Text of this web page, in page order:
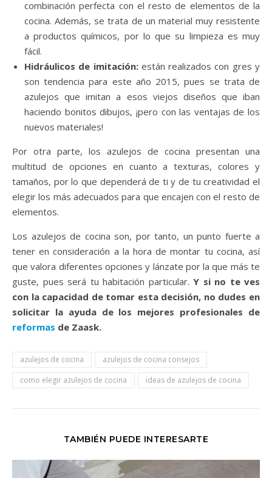
combinación perfecta con el resto de elementos de la
cocina. Además, se trata de un material muy resistente
a productos químicos, por lo que su limpieza es muy
fácil.
Hidráulicos de imitación:están realizados con gres y
son tendencia para este año 2015, pues se trata de
azulejos que imitan a esos viejos diseños que iban
haciendo bonitos dibujos, ¡pero con las ventajas de los
nuevos materiales!
Por otra parte, los azulejos de cocina presentan una
multitud de opciones en cuanto a texturas, colores y
tamaños, por lo que dependerá de ti y de tu creatividad el
elegir los más adecuados para que encajen con el resto de
elementos.
Los azulejos de cocina son, por tanto, un punto fuerte a
tener en consideración a la hora de montar tu cocina, así
que valora diferentes opciones y lánzate por la que más te
guste, pues será tu habitación particular. Y si no te ves
con la capacidad de tomar esta decisión, no dudes en
solicitar la ayuda de los mejores profesionales de
reformas de Zaask.
azulejos de cocina
azulejos de cocina consejos
como elegir azulejos de cocina
ideas de azulejos de cocina
TAMBIÉN PUEDE INTERESARTE